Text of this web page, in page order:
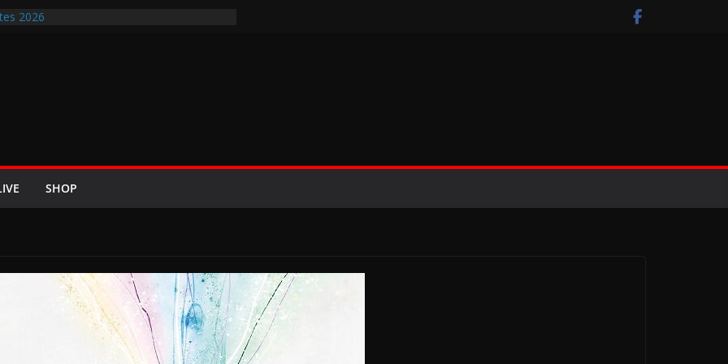
2026
im Sommer 2026 mit den Nightwish
europäischen Bühnen
2026 u.a. mit Helloween, In Flames,
und Eisbrecher
Britta Görtz / Hiraes: An den Auftritt von
auch noch auf meinem Sterbebett
SHOP